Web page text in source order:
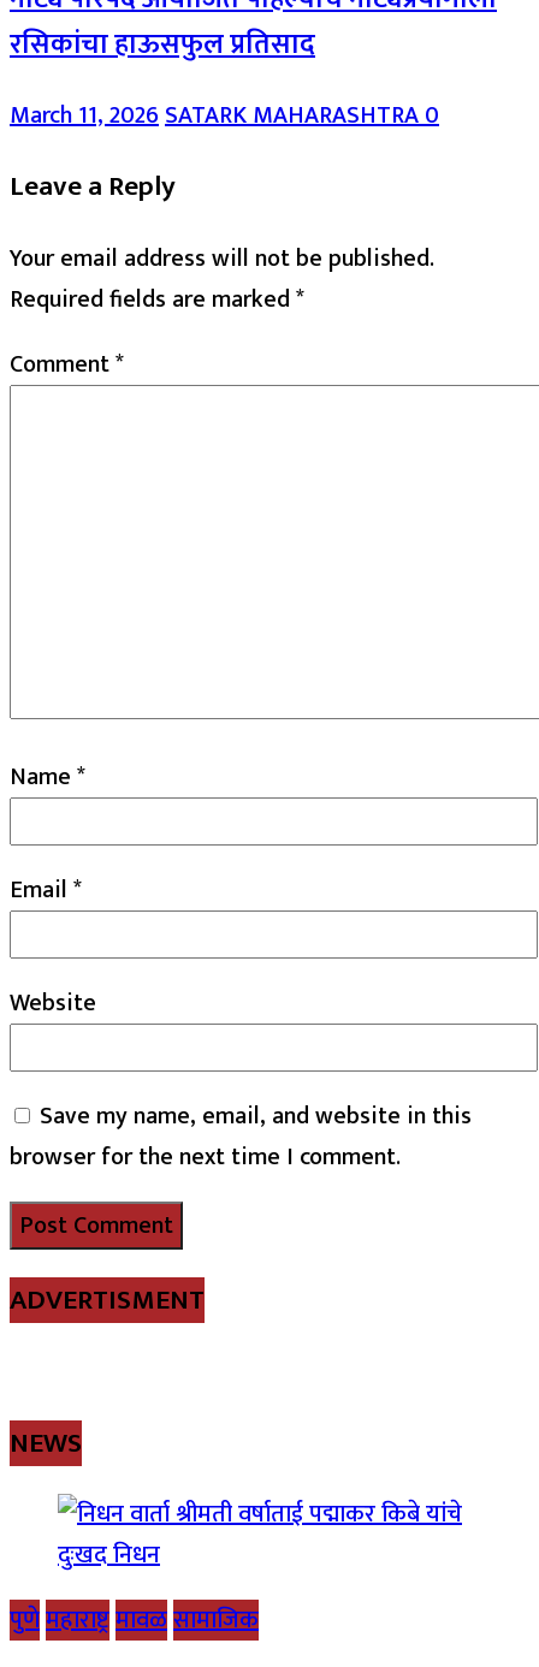
रसिकांचा हाऊसफुल प्रतिसाद
March 11, 2026SATARK MAHARASHTRA0
Leave a Reply
Your email address will not be published.
Required fields are marked*
Comment*
Name*
Email*
Website
Save my name, email, and website in this
browser for the next time I comment.
ADVERTISMENT
NEWS
पुणेमहाराष्ट्रमावळसामाजिक